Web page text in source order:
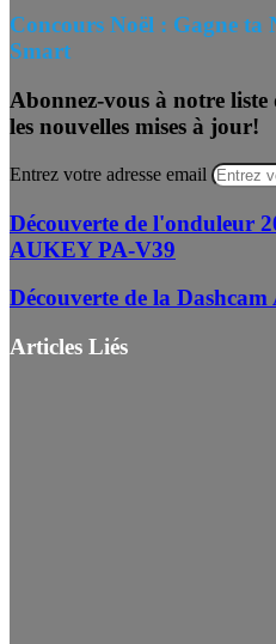
Concours Noël : Gagne
Smart
Abonnez-vous à notre
les nouvelles mises à jour!
Entrez votre adresse email
Découverte de l'onduleur
AUKEY PA-V39
Découverte de la
Articles Liés